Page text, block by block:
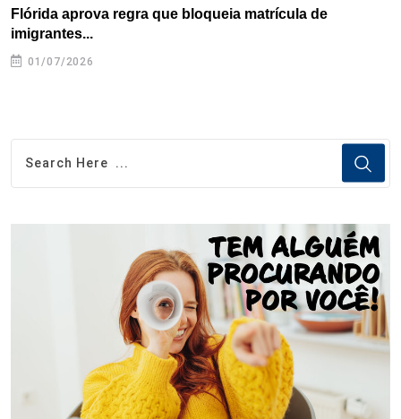
Flórida aprova regra que bloqueia matrícula de
imigrantes...
01/07/2026